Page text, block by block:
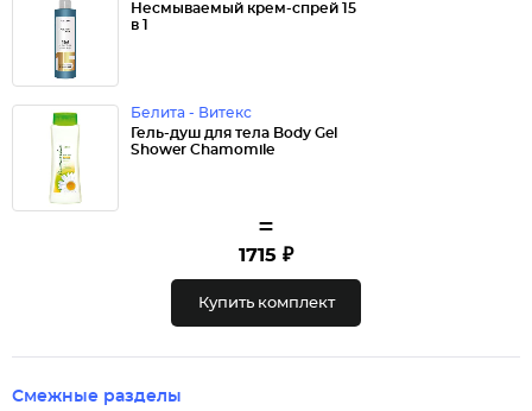
Несмываемый крем-спрей 15
в 1
Белита - Витекс
Гель-душ для тела Body Gel
Shower Chamomile
=
1715 ₽
Купить комплект
Смежные разделы